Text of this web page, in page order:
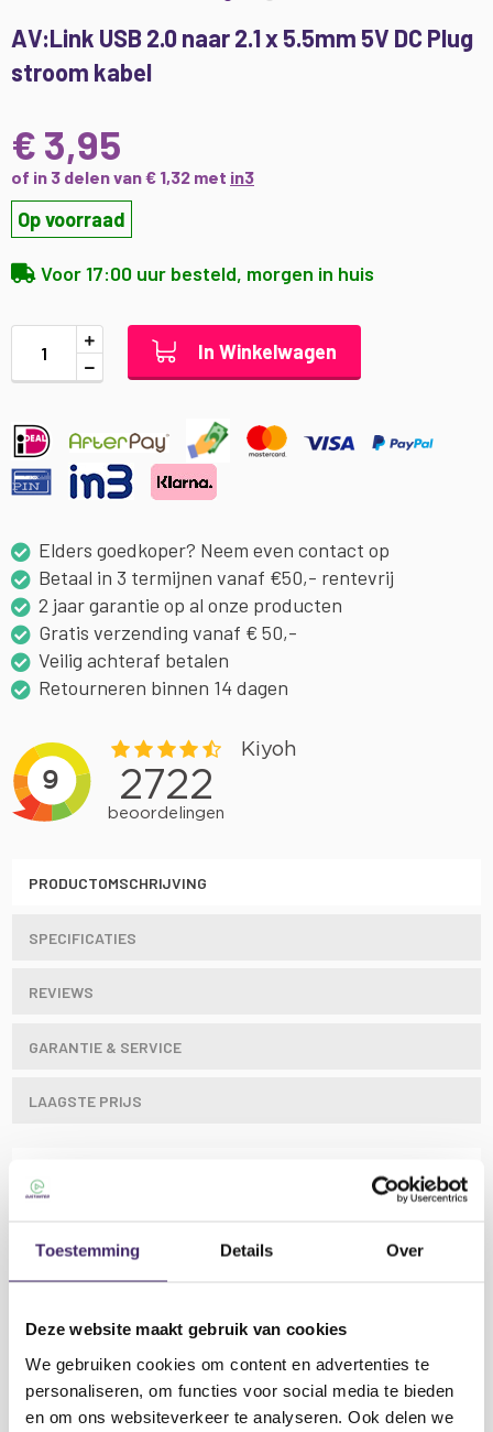
Toestemming Details Over
Deze website maakt gebruik van cookies
We gebruiken cookies om content en advertenties te
personaliseren, om functies voor social media te bieden
en om ons websiteverkeer te analyseren. Ook delen we
AV:Link USB 2.0 naar 2.1 x 5.5mm 5V DC Plug
stroom kabel
€ 3,95
of in 3 delen van € 1,32 met in3
Op voorraad
Voor 17:00 uur besteld, morgen in huis
In Winkelwagen
Elders goedkoper? Neem even contact op
Betaal in 3 termijnen vanaf €50,- rentevrij
2 jaar garantie op al onze producten
Gratis verzending vanaf € 50,-
Veilig achteraf betalen
Retourneren binnen 14 dagen
naar
het
de
afbeeldingen-
gallerij
PRODUCTOMSCHRIJVING
SPECIFICATIES
REVIEWS
GARANTIE & SERVICE
LAAGSTE PRIJS
USB 2.0 naar 2.1 x 5,5 mm DC-stekkerkabel, ideaal
met een USB-voeding
Kenmerken AV:Link USB 2.0 naar 2.1 x 5.5mm 5V
DC-stekker±2,1 x 5,5 mm
Spanning: